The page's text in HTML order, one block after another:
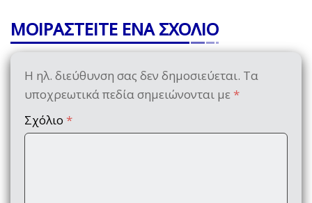
ΜΟΙΡΑΣΤΕΙΤΕ ΕΝΑ ΣΧΟΛΙΟ
Η ηλ. διεύθυνση σας δεν δημοσιεύεται. Τα
υποχρεωτικά πεδία σημειώνονται με *
Σχόλιο *